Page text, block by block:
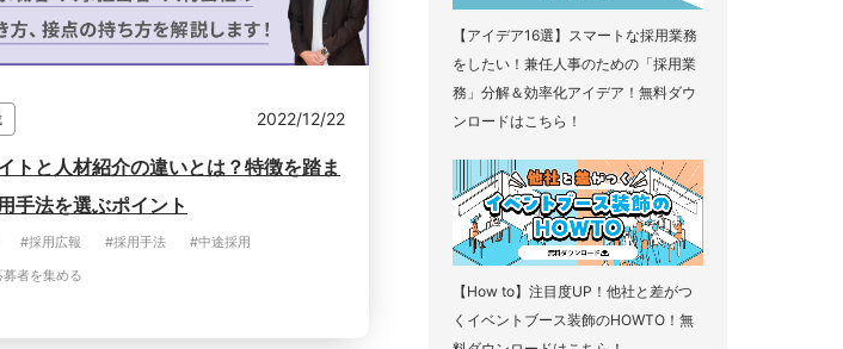
2022/12/22
トと人材紹介の違いとは？特徴を踏ま
手法を選ぶポイント
#採用広報 #採用手法
#中途採用
者を集める
【アイデア16選】スマートな採用業務
をしたい！兼任人事のための「採用業
務」分解＆効率化アイデア！無料ダウ
ンロードはこちら！
【How to】注目度UP！他社と差がつ
くイベントブース装飾のHOWTO！無